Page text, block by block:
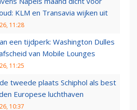
KLM en Transavia wijken uit
11:28
een tijdperk: Washington Dulles
van Mobile Lounges
11:25
tweede plaats Schiphol als best
Europese luchthaven
10:37